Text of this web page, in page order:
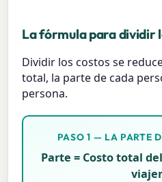
La fórmula para dividir
Dividir los costos se
total, la parte de cada
persona.
PASO 1 — LA PARTE
Parte = Costo total